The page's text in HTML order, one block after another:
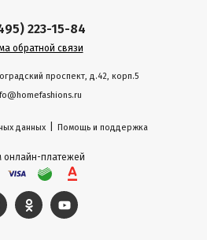
223-15-84
обратной связи
проспект, д.42, корп.5
данных Помощь и поддержка
онлайн-платежей